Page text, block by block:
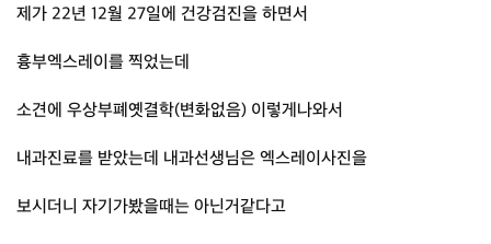
제가 22년 12월 27일에 건강검진을 하면서
흉부엑스레이를 찍었는데
소견에 우상부폐옛결학(변화없음) 이렇게나와서
내과진료를 받았는데 내과선생님은 엑스레이사진을
보시더니 자기가봤을때는 아닌거같다고